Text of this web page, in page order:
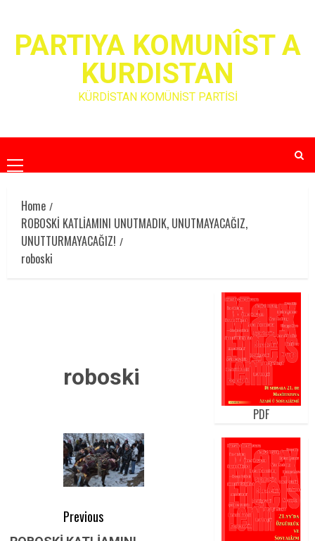
contentPARTIYA KOMUNÎST A
KURDISTAN
KÜRDİSTAN KOMÜNİST PARTİSİ
Primary
Menu
Home
ROBOSKİ KATLİAMINI UNUTMADIK, UNUTMAYACAĞIZ,
UNUTTURMAYACAĞIZ!
roboski
roboski
Post
Previous
PDF